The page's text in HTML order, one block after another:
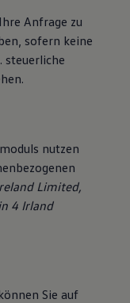
Anfrage zu
sofern keine
steuerliche
nutzen
Limited,
4 Irland
Sie auf